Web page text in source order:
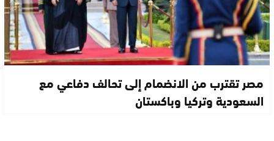
مصر تقترب من الانضمام إلى تحالف دفاعي مع
السعودية وتركيا وباكستان